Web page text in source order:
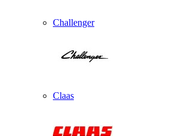
Challenger
Claas